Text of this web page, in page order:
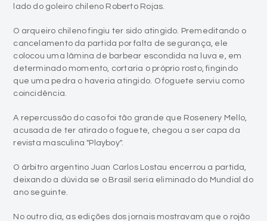
cancelamento da partida por falta de segurança, ele
determinado momento, cortaria o próprio rosto, fingindo
que uma pedra o haveria atingido. O foguete serviu como
coincidência.
A repercussão do caso foi tão grande que Rosenery Mello,
acusada de ter atirado o foguete, chegou a ser capa da
O árbitro argentino Juan Carlos Lostau encerrou a partida,
deixando a dúvida se o Brasil seria eliminado do Mundial do
No outro dia, as edições dos jornais mostravam que o rojão
havia caído distante do goleiro. A Fifa investigou o caso e
banido do futebol e o Chile ficou de fora de competições